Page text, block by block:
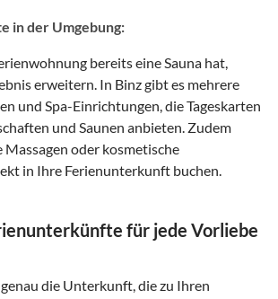
in der Umgebung:
bereits eine Sauna hat,
erweitern. In Binz gibt es mehrere
und Spa-Einrichtungen, die Tageskarten
und Saunen anbieten. Zudem
Massagen oder kosmetische
in Ihre Ferienunterkunft buchen.
für jede Vorliebe
die Unterkunft, die zu Ihren